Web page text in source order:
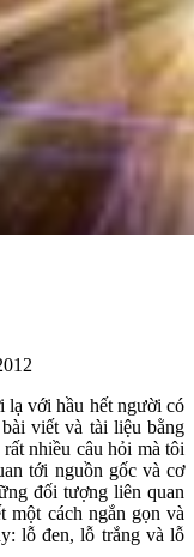
lạ với hầu hết người có
viết và tài liệu bằng
nhiều câu hỏi mà tôi
tới nguồn gốc và cơ
đối tượng liên quan
một cách ngắn gọn và
lỗ đen, lỗ trắng và lỗ